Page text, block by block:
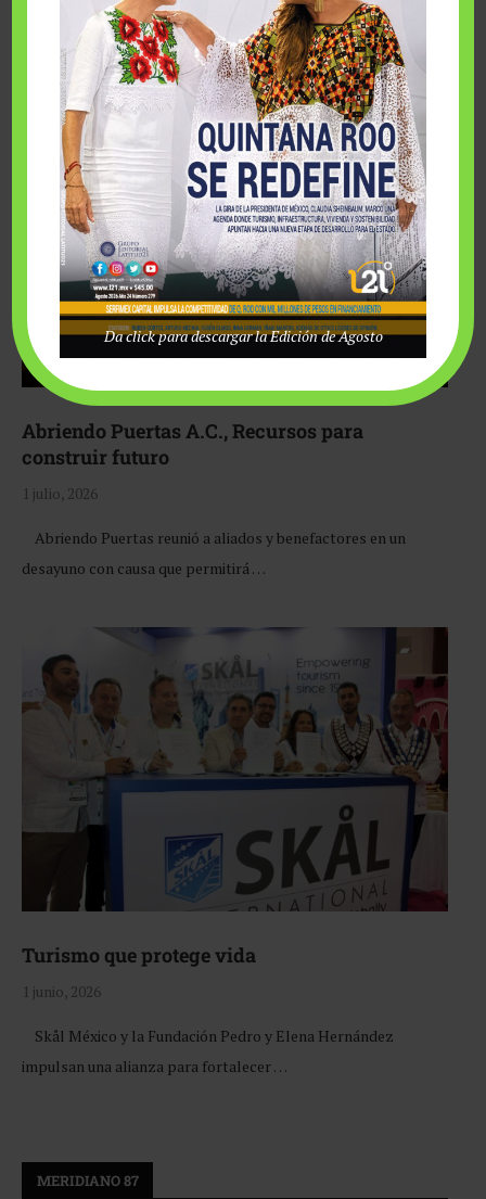
Fairmont Mayakoba y Make-A-Wish México unieron
esfuerzos para hacer realidad el deseo de una …
Abriendo Puertas A.C., Recursos para
construir futuro
1 julio, 2026
Abriendo Puertas reunió a aliados y benefactores en un
desayuno con causa que permitirá …
Turismo que protege vida
1 junio, 2026
Skål México y la Fundación Pedro y Elena Hernández
impulsan una alianza para fortalecer …
MERIDIANO 87
Da click para descargar la Edición de Agosto